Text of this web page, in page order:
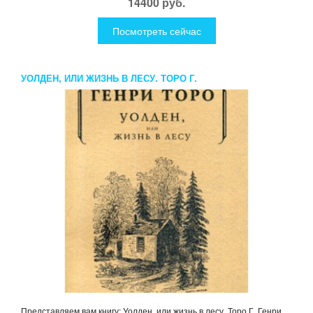
Посмотреть сейчас
УОЛДЕН, ИЛИ ЖИЗНЬ В ЛЕСУ. ТОРО Г.
Представляем вам книгу: Уолден, или жизнь в лесу. Торо Г. Генри